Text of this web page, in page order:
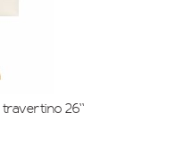
travertino 26''